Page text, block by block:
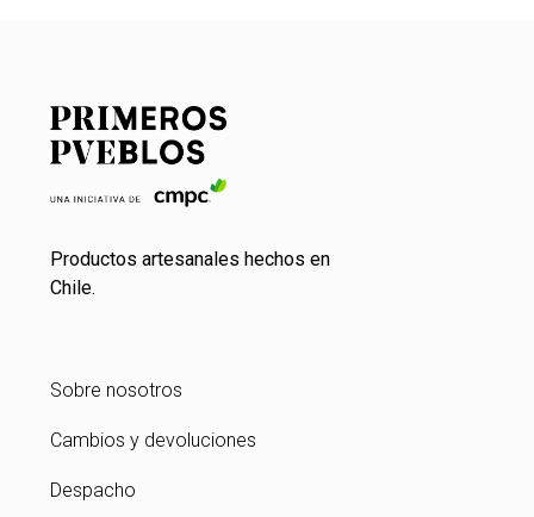
Productos artesanales hechos en
Chile.
Sobre nosotros
Cambios y devoluciones
Despacho